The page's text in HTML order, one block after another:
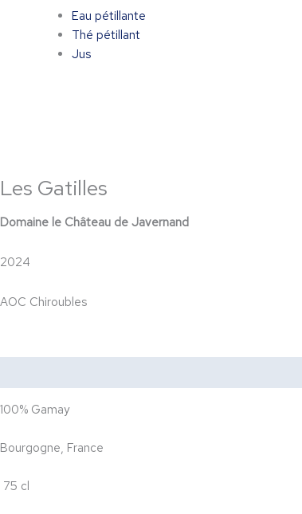
Eau pétillante
Thé pétillant
Jus
Les Gatilles
Domaine le Château de Javernand
2024
AOC Chiroubles
100% Gamay
Bourgogne, France
75 cl